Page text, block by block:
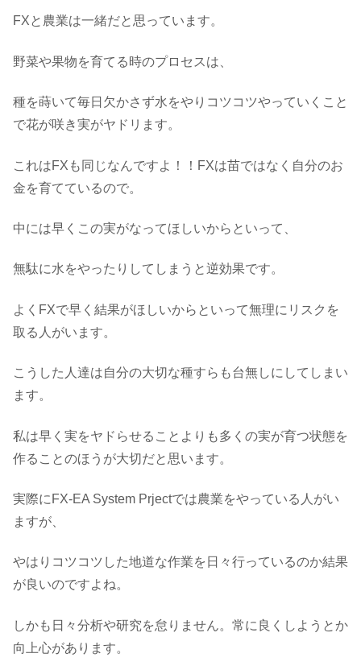
FXと農業は一緒だと思っています。
野菜や果物を育てる時のプロセスは、
種を蒔いて毎日欠かさず水をやりコツコツやっていくこと
で花が咲き実がヤドリます。
これはFXも同じなんですよ！！FXは苗ではなく自分のお
金を育てているので。
中には早くこの実がなってほしいからといって、
無駄に水をやったりしてしまうと逆効果です。
よくFXで早く結果がほしいからといって無理にリスクを
取る人がいます。
こうした人達は自分の大切な種すらも台無しにしてしまい
ます。
私は早く実をヤドらせることよりも多くの実が育つ状態を
作ることのほうが大切だと思います。
実際にFX-EA System Prjectでは農業をやっている人がい
ますが、
やはりコツコツした地道な作業を日々行っているのか結果
が良いのですよね。
しかも日々分析や研究を怠りません。常に良くしようとか
向上心があります。